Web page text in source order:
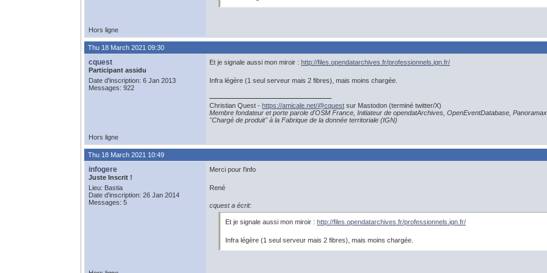
Hors ligne
Thu 18 March 2021 09:30
cquest
Participant assidu
Date d'inscription: 6 Jan 2013
Messages: 922
Et je signale aussi mon miroir : http://files.opendatarchives.fr/professionnels.ign.fr/
Infra légère (1 seul serveur mais 2 fibres), mais moins chargée.
Christian Quest - https://amicale.net/@cquest sur Mastodon (terminé twitter/X)
Membre fondateur et porte parole d'OSM France, Initiateur de opendatArchives, OpenEventDatabase, Panoramax
"Chargé de produit" à la Fabrique de la donnée territoriale (IGN)
Hors ligne
Thu 18 March 2021 10:49
infogere
Juste Inscrit !
Lieu: Bastia
Date d'inscription: 26 Jan 2014
Messages: 5
Merci pour l'info
René
cquest a écrit:
Et je signale aussi mon miroir : http://files.opendatarchives.fr/professionnels.ign.fr/
Infra légère (1 seul serveur mais 2 fibres), mais moins chargée.